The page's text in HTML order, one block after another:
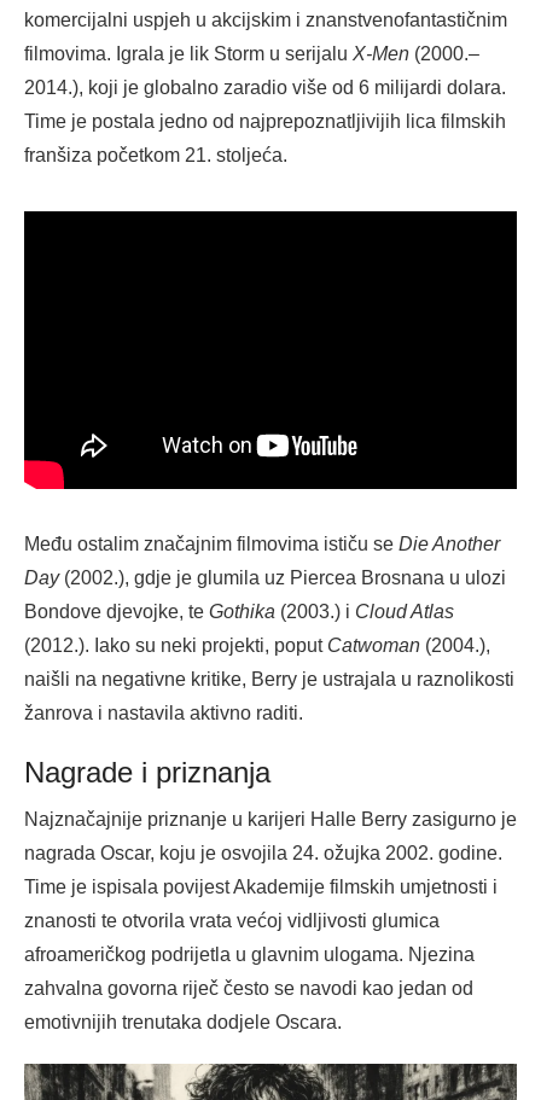
komercijalni uspjeh u akcijskim i znanstvenofantastičnim
filmovima. Igrala je lik Storm u serijalu X-Men (2000.–
2014.), koji je globalno zaradio više od 6 milijardi dolara.
Time je postala jedno od najprepoznatljivijih lica filmskih
franšiza početkom 21. stoljeća.
Među ostalim značajnim filmovima ističu se Die Another
Day(2002.), gdje je glumila uz Piercea Brosnana u ulozi
Bondove djevojke, te Gothika (2003.) i Cloud Atlas
(2012.). Iako su neki projekti, poput Catwoman (2004.),
naišli na negativne kritike, Berry je ustrajala u raznolikosti
žanrova i nastavila aktivno raditi.
Nagrade i priznanja
Najznačajnije priznanje u karijeri Halle Berry zasigurno je
nagrada Oscar, koju je osvojila 24. ožujka 2002. godine.
Time je ispisala povijest Akademije filmskih umjetnosti i
znanosti te otvorila vrata većoj vidljivosti glumica
afroameričkog podrijetla u glavnim ulogama. Njezina
zahvalna govorna riječ često se navodi kao jedan od
emotivnijih trenutaka dodjele Oscara.